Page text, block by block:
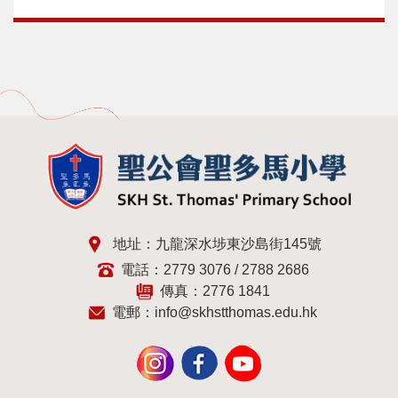
地址：九龍深水埗東沙島街145號
電話：2779 3076 / 2788 2686
傳真：2776 1841
電郵： info@skhstthomas.edu.hk